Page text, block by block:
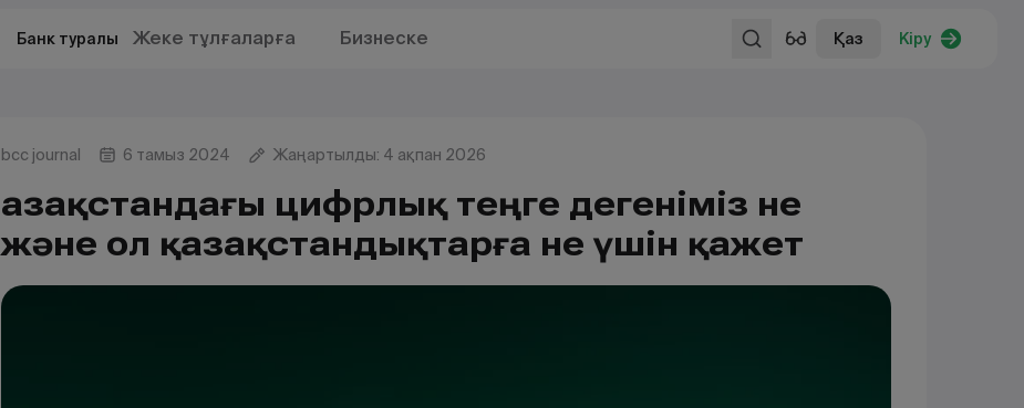
Банк туралы Жеке тұлғаларға Бизнеске Қаз Кіру
bcc journal 6 тамыз 2024 Жаңартылды: 4 ақпан 2026
Қазақстандағы цифрлық теңге дегеніміз не
және ол қазақстандықтарға не үшін қажет